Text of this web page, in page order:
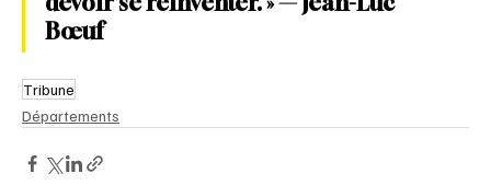
Bœuf
Tribune
Départements